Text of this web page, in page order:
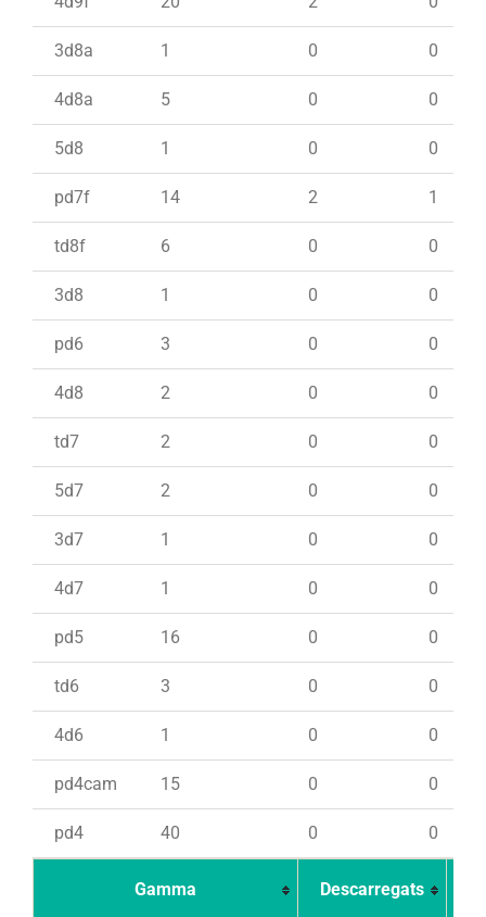
3d8a 1 0 0
4d8a 5 0 0
5d8 1 0 0
pd7f 14 2 1
td8f 6 0 0
3d8 1 0 0
pd6 3 0 0
4d8 2 0 0
td7 2 0 0
5d7 2 0 0
3d7 1 0 0
4d7 1 0 0
pd5 16 0 0
td6 3 0 0
4d6 1 0 0
pd4cam 15 0 0
pd4 40 0 0
Gamma Descarregats